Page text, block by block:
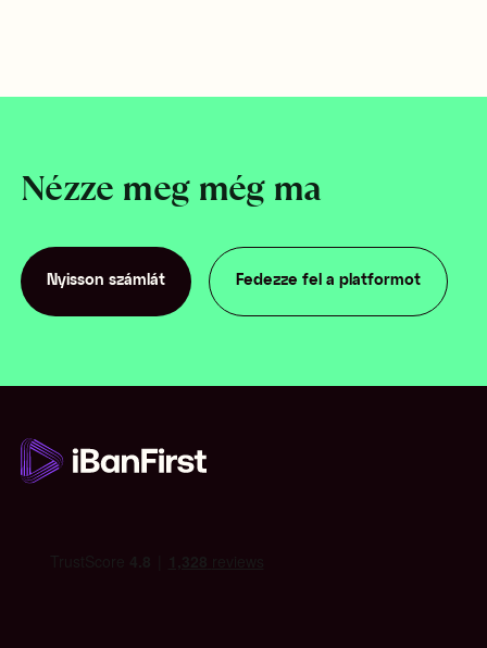
Nézze meg még ma
Nyisson számlát
Nyisson számlát
Fedezze fel a platformot